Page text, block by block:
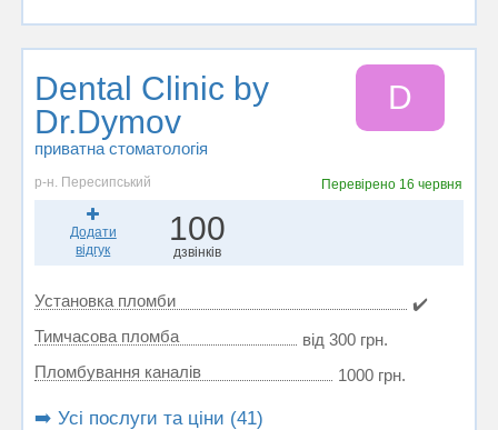
Dental Clinic by
Dr.Dymov
приватна стоматологія
D
р-н. Пересипський Перевірено 16 червня
Додати
відгук
100
дзвінків
Установка пломби
✔️
Тимчасова пломба
від 300 грн.
Пломбування каналів
1000 грн.
➡️ Усі послуги та ціни (41)